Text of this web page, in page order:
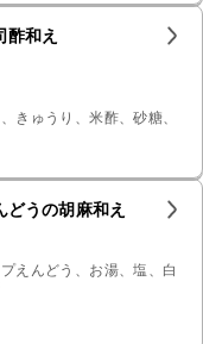
酢和え
きゅうり、米酢、砂糖、
うの胡麻和え
えんどう、お湯、塩、白